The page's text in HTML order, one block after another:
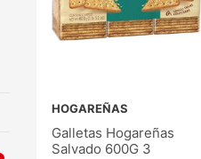
HOGAREÑAS
Galletas Hogareñas
Salvado 600G 3